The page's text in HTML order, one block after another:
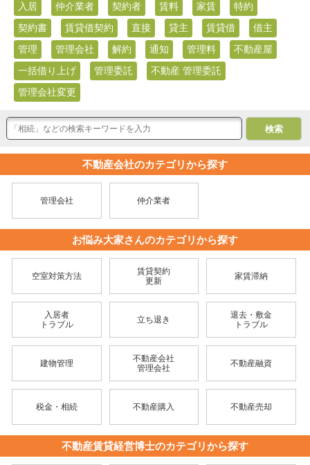
入居
仲介業者 契約者 賃料 家賃
特約
契約書
賃貸借契約 直接 貸主 賃貸借
借主
管理
管理会社 解約 通知 管理料
不動産屋
一括借り上げ
管理委託
不動産 管理委託
管理会社変更
不動産会社のカテゴリから探す
管理会社 仲介業者
お悩み大家さんのカテゴリから探す
空室対策方法
賃貸契約
更新
家賃滞納
入居者
トラブル
立ち退き
退去・敷金
トラブル
建物管理
不動産会社
管理会社
不動産融資
税金・相続 不動産購入 不動産売却
不動産賃貸経営博士のカテゴリから探す